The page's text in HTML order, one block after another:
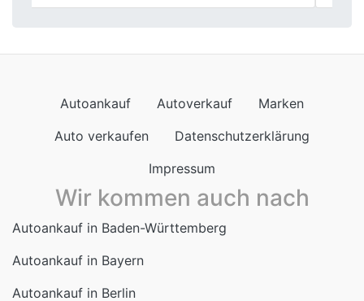
Autoankauf Autoverkauf
Marken
Auto verkaufen
Datenschutzerklärung
Impressum
Wir kommen auch nach
Autoankauf in Baden-Württemberg
Autoankauf in Bayern
Autoankauf in Berlin